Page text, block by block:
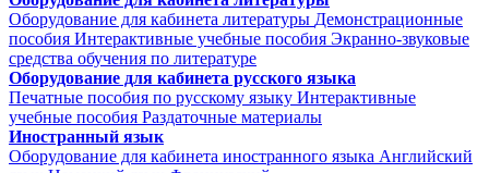
Оборудование для кабинета литературы Демонстрационные
пособия Интерактивные учебные пособия Экранно-звуковые
средства обучения по литературе
Оборудование для кабинета русского языка
Печатные пособия по русскому языку Интерактивные
учебные пособия Раздаточные материалы
Иностранный язык
Оборудование для кабинета иностранного языка Английский